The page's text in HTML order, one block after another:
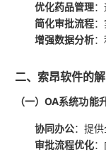
优化药品管理
简化审批流程
增强数据分析
二、索昂软件的
（一）OA系统功能
协同办公：提
审批流程优化